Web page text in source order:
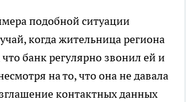
подобной ситуации
когда жительница региона
банк регулярно звонил ей и
на то, что она не давала
контактных данных